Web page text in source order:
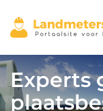
Experts